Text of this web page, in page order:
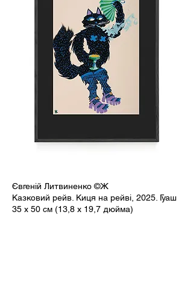
Євгеній Литвиненко ©Ж
Казковий рейв. Киця на рейві, 2025. Гуаш
35 x 50 см (13,8 x 19,7 дюйма)